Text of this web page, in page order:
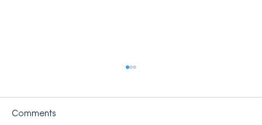
Comments